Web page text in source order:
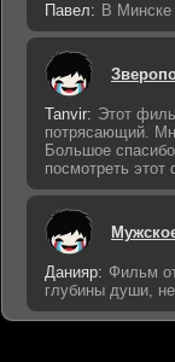
Павел: В
Tanvir: Этот
потрясающий.
Большое
посмотреть
Данияр: Фильм
глубины души,